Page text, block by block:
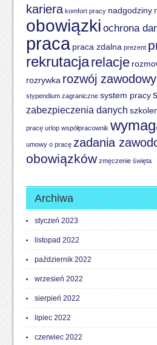
kariera komfort pracy nadgodziny
obowiązki ochrona
praca praca zdalna prezent
rekrutacjarelacje
rozrywka rozwój zawodowy
stypendium zagraniczne system pracy
zabezpieczenia danych
pracę urlop współpracownik
umowy o pracę zadania
obowiązków zmęczenie święta
Archiwa
styczeń 2023
listopad 2022
październik 2022
wrzesień 2022
sierpień 2022
lipiec 2022
czerwiec 2022